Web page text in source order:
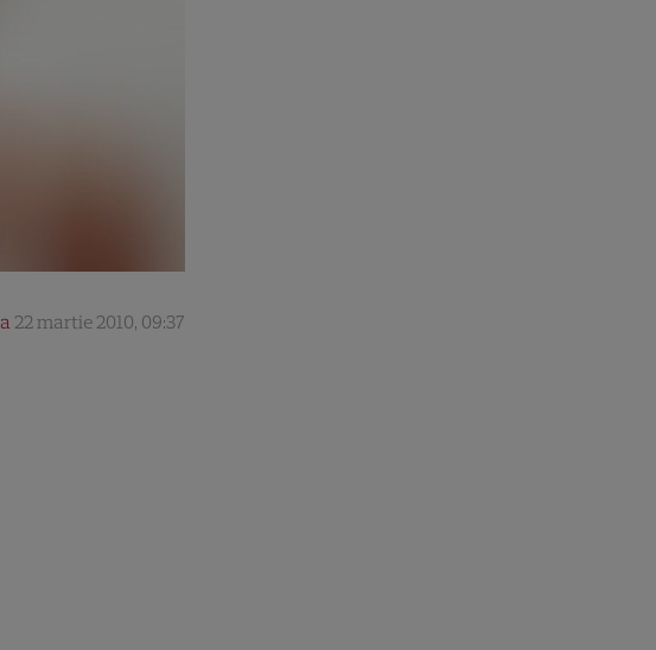
22 martie 2010, 09:37